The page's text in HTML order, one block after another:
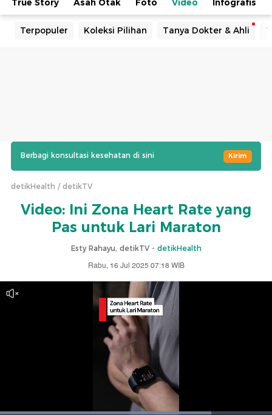
True Story Asah Otak Foto Video Infografis
Terpopuler Koleksi Pilihan Tanya Dokter & Ahli
Berbagi konsultasi kesehatan di sini Kirim
detikHealth detikTV
Video: Ini Zona Heart Rate yang
Pas untuk Lari Maraton
Esty Rahayu, detikTV - detikHealth
Rabu, 16 Jul 2025 07:18 WIB